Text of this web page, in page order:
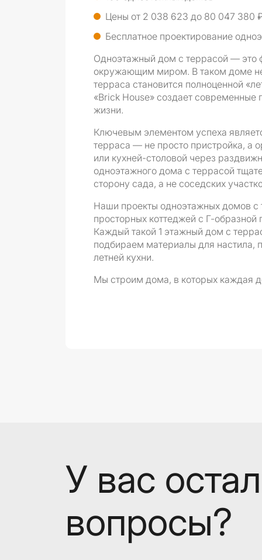
Цены от 2 038 623 до 80 047 380
Бесплатное проектирование
Одноэтажный дом с террасой — это
окружающим миром. В таком доме
терраса становится полноценной
«Brick House» создает
жизни.
Ключевым элементом успеха
терраса — не просто пристройка, а
или кухней-столовой через
одноэтажного дома с террасой
сторону сада, а не соседских
Наши проекты одноэтажных домов с
просторных коттеджей с Г-образной
Каждый такой 1 этажный дом с
подбираем материалы для настила,
летней кухни.
Мы строим дома, в которых каждая
У вас
вопросы?